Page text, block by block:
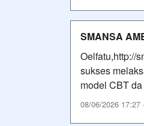
SMANSA
Oelfatu,http://
sukses
model CBT da
08/06/2026 17:27